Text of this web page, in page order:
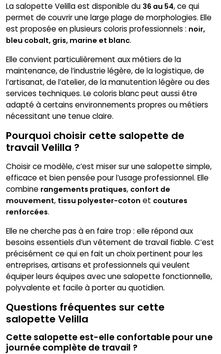
La salopette Velilla est disponible du 36 au 54, ce qui
permet de couvrir une large plage de morphologies. Elle
est proposée en plusieurs coloris professionnels : noir,
bleu cobalt, gris, marine et blanc.
Elle convient particulièrement aux métiers de la
maintenance, de l’industrie légère, de la logistique, de
l’artisanat, de l’atelier, de la manutention légère ou des
services techniques. Le coloris blanc peut aussi être
adapté à certains environnements propres ou métiers
nécessitant une tenue claire.
Pourquoi choisir cette salopette de
travail Velilla ?
Choisir ce modèle, c’est miser sur une salopette simple,
efficace et bien pensée pour l’usage professionnel. Elle
combine rangements pratiques, confort de
mouvement, tissu polyester-coton et coutures
renforcées.
Elle ne cherche pas à en faire trop : elle répond aux
besoins essentiels d’un vêtement de travail fiable. C’est
précisément ce qui en fait un choix pertinent pour les
entreprises, artisans et professionnels qui veulent
équiper leurs équipes avec une salopette fonctionnelle,
polyvalente et facile à porter au quotidien.
Questions fréquentes sur cette
salopette Velilla
Cette salopette est-elle confortable pour une
journée complète de travail ?